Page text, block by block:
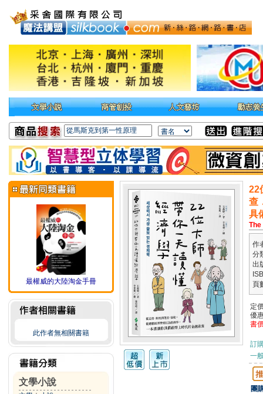
最權威的大陸淘金手冊
此作者無相關書籍
文學小說
22
查
具
作
分
出
頁
定
優
書
訂
一
團